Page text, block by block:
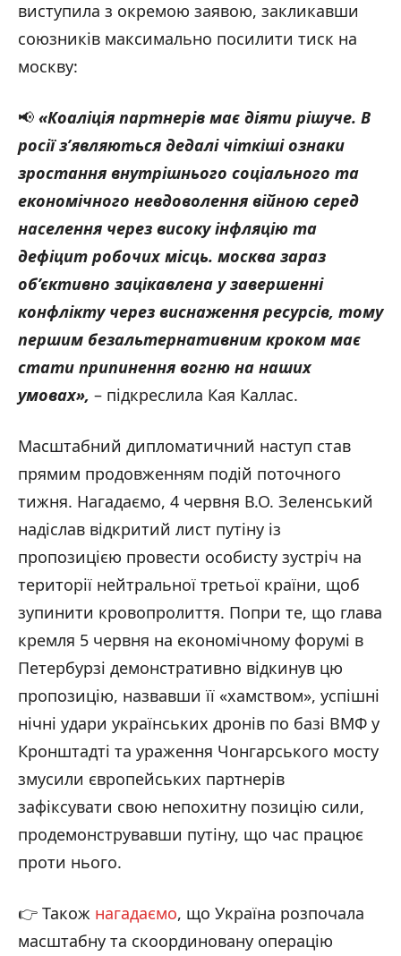
виступила з окремою заявою, закликавши
союзників максимально посилити тиск на
москву:
📢 «Коаліція партнерів має діяти рішуче. В
росії з’являються дедалі чіткіші ознаки
зростання внутрішнього соціального та
економічного невдоволення війною серед
населення через високу інфляцію та
дефіцит робочих місць. москва зараз
об’єктивно зацікавлена у завершенні
конфлікту через виснаження ресурсів, тому
першим безальтернативним кроком має
стати припинення вогню на наших
умовах», – підкреслила Кая Каллас.
Масштабний дипломатичний наступ став
прямим продовженням подій поточного
тижня. Нагадаємо, 4 червня В.О. Зеленський
надіслав відкритий лист путіну із
пропозицією провести особисту зустріч на
території нейтральної третьої країни, щоб
зупинити кровопролиття. Попри те, що глава
кремля 5 червня на економічному форумі в
Петербурзі демонстративно відкинув цю
пропозицію, назвавши її «хамством», успішні
нічні удари українських дронів по базі ВМФ у
Кронштадті та ураження Чонгарського мосту
змусили європейських партнерів
зафіксувати свою непохитну позицію сили,
продемонструвавши путіну, що час працює
проти нього.
👉 Також нагадаємо, що Україна розпочала
масштабну та скоординовану операцію